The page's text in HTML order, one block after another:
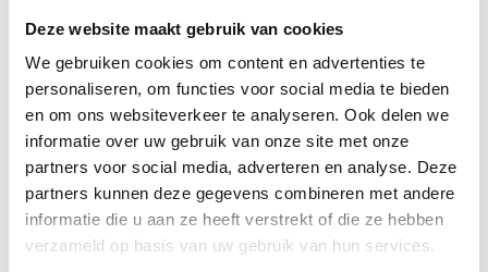
Deze website maakt gebruik van cookies
We gebruiken cookies om content en advertenties te
personaliseren, om functies voor social media te bieden
en om ons websiteverkeer te analyseren. Ook delen we
informatie over uw gebruik van onze site met onze
partners voor social media, adverteren en analyse. Deze
partners kunnen deze gegevens combineren met andere
informatie die u aan ze heeft verstrekt of die ze hebben
verzameld op basis van uw gebruik van hun services.